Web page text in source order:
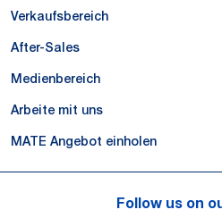
Verkaufsbereich
After-Sales
Medienbereich
Arbeite mit uns
MATE Angebot einholen
Follow us on